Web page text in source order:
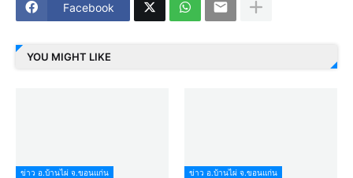
Facebook
YOU MIGHT LIKE
ข่าว อ.บ้านไผ่ จ.ขอนแก่น ข่าว อ.บ้านไผ่ จ.ขอนแก่น